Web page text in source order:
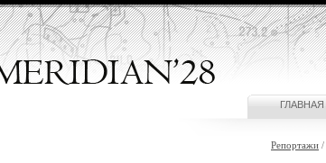
ГЛАВНАЯ
Репортажи /